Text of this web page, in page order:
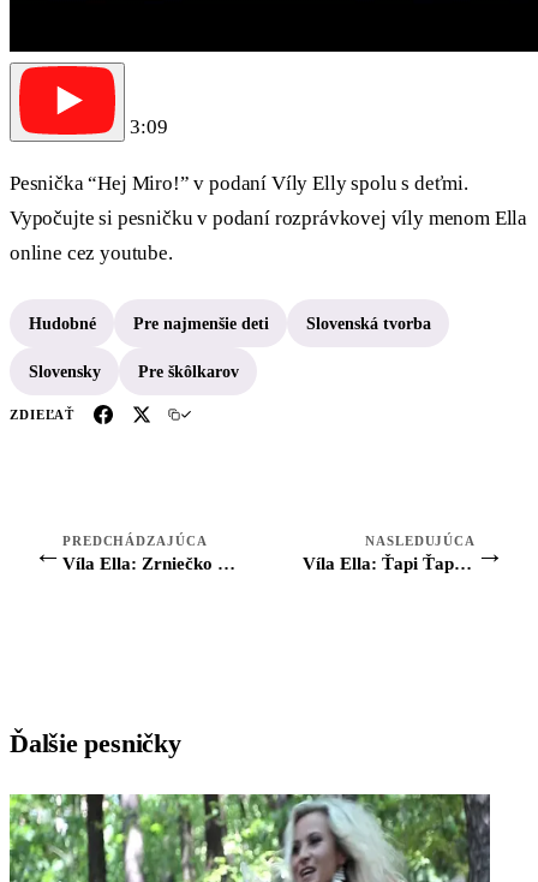
3:09
Pesnička “Hej Miro!” v podaní Víly Elly spolu s deťmi.
Vypočujte si pesničku v podaní rozprávkovej víly menom Ella
online cez youtube.
Hudobné Pre najmenšie deti Slovenská tvorba
Slovensky Pre škôlkarov
ZDIEĽAŤ
← PREDCHÁDZAJÚCA
Víla Ella: Zrniečko (pesnička)
NASLEDUJÚCA
Víla Ella: Ťapi Ťapi (pesnička) →
Ďalšie pesničky